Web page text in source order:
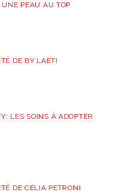
UNE PEAU AU TOP
DE BY LAETI
LES SOINS À ADOPTER
DE CÉLIA PETRONI